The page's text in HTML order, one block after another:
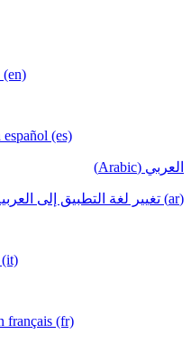
(en)
(es)
العربي (Arabic)
(ar) تغيير لغة التطبيق إلى العربية
(it)
français (fr)